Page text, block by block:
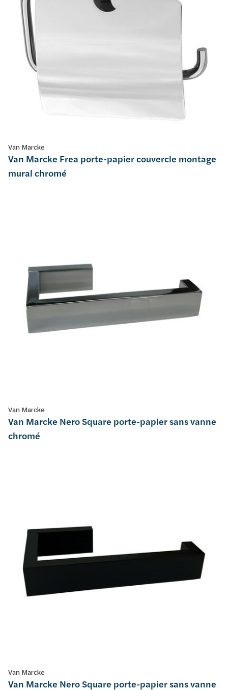
Van Marcke
Van Marcke Frea porte-papier couvercle montage
mural chromé
Van Marcke
Van Marcke Nero Square porte-papier sans vanne
chromé
Van Marcke
Van Marcke Nero Square porte-papier sans vanne